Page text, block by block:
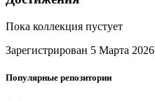
Пока коллекция пустует
Зарегистрирован 5 Марта 2026
Популярные репозитории